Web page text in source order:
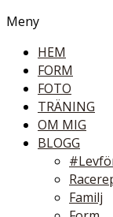
Meny
HEM
FORM
FOTO
TRÄNING
OM MIG
BLOGG
Familj